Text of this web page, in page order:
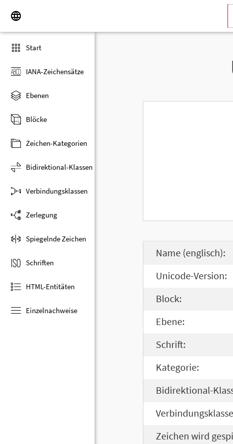
Start
IANA-Zeichensätze
Ebenen
Blöcke
Zeichen-Kategorien
Bidirektional-Klassen
Verbindungsklassen
Zerlegung
Spiegelnde Zeichen
Schriften
HTML-Entitäten
Einzelnachweise
Name (englisch):
Unicode-Version:
Block:
Ebene:
Schrift:
Kategorie:
Bidirektional-
Zeichen wird